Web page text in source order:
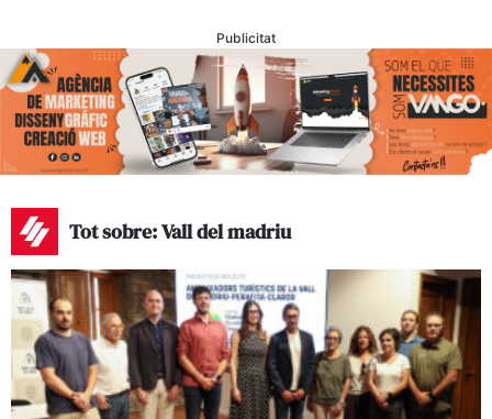
Publicitat
Tot sobre: Vall del madriu